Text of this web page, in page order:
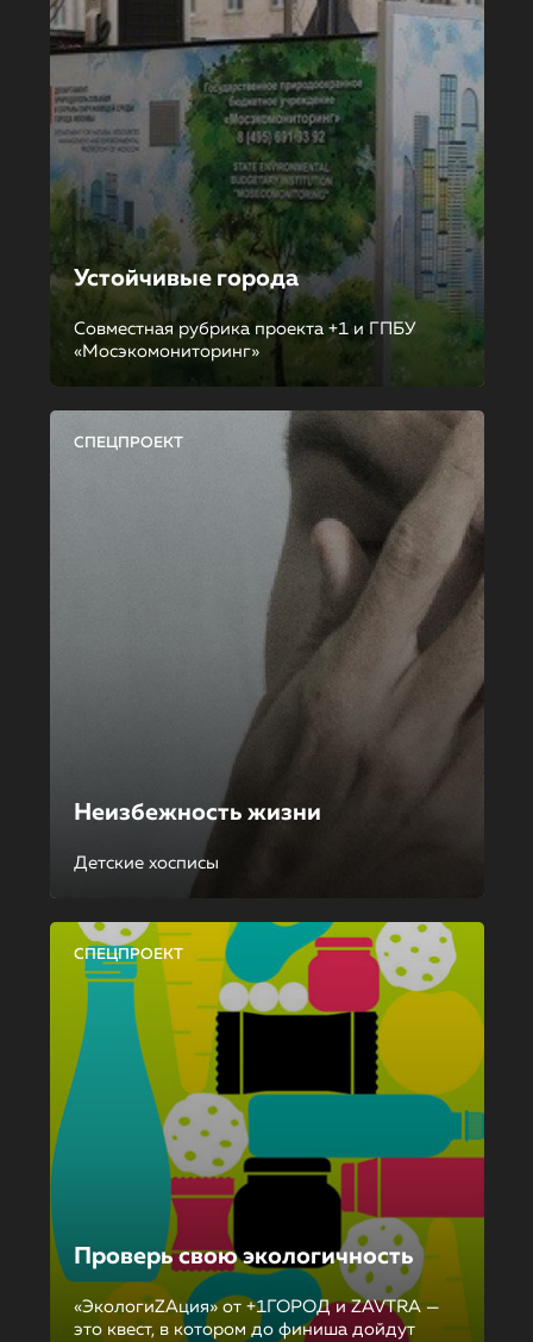
Устойчивые города
Совместная рубрика проекта +1 и ГПБУ
«Мосэкомониторинг»
СПЕЦПРОЕКТ
Неизбежность жизни
Детские хосписы
СПЕЦПРОЕКТ
Проверь свою экологичность
«ЭкологиZAция» от +1ГОРОД и ZAVTRA —
это квест, в котором до финиша дойдут